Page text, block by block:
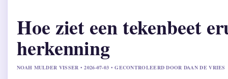
Hoe ziet een tekenbeet
herkenning
NOAH MULDER VISSER • 2026-07-03 • GECONTROLEERD DOOR DAAN DE VRIES